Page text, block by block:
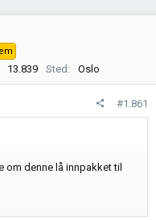
13.839 Sted Oslo
#1.861
om denne lå innpakket til